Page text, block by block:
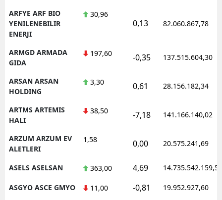
ARFYE ARF BIO
YENILENEBILIR
ENERJI
30,96
0,13 82.060.867,78
ARMGD ARMADA
GIDA
197,60 -0,35 137.515.604,30
ARSAN ARSAN
HOLDING
3,30 0,61 28.156.182,34
ARTMS ARTEMIS
HALI
38,50 -7,18 141.166.140,02
ARZUM ARZUM EV
ALETLERI
1,58 0,00 20.575.241,69
ASELS ASELSAN 363,00 4,69 14.735.542.159,50
ASGYO ASCE GMYO 11,00 -0,81 19.952.927,60